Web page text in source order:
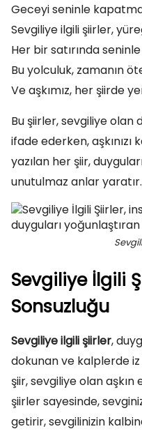
Geceyi seninle
Sevgiliye ilgili şiirler,
Her bir satırında
Bu yolculuk, zamanın
Ve aşkımız, her şiirde
Bu şiirler, sevgiliye olan
ifade ederken,
yazılan her şiir,
unutulmaz anlar yaratır.
Sevgiliye İlgili
Sonsuzluğu
Sevgiliye ilgili şiirler,
dokunan ve kalplerde iz
şiir, sevgiliye olan
şiirler sayesinde,
getirir, sevgilinizin